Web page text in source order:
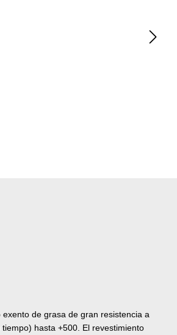
de grasa de gran resistencia a
hasta +500. El revestimiento